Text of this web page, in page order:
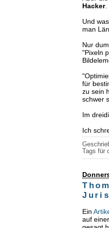
Hacker.
Und
man
Nur
"Pixeln
für
zu sein
schwer
Im
Ich
Tags
Ein
auf